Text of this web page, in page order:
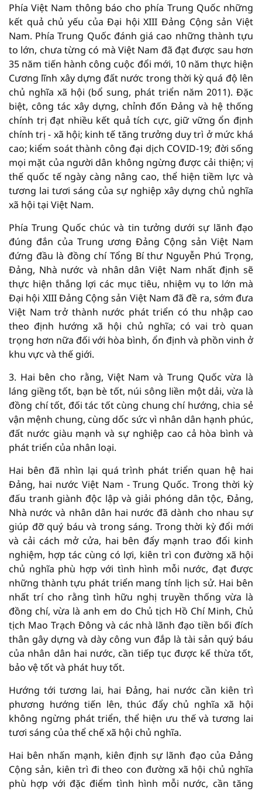
Phía Việt Nam thông báo cho phía Trung Quốc những
kết quả chủ yếu của Đại hội XIII Đảng Cộng sản Việt
Nam. Phía Trung Quốc đánh giá cao những thành tựu
to lớn, chưa từng có mà Việt Nam đã đạt được sau hơn
35 năm tiến hành công cuộc đổi mới, 10 năm thực hiện
Cương lĩnh xây dựng đất nước trong thời kỳ quá độ lên
chủ nghĩa xã hội (bổ sung, phát triển năm 2011). Đặc
biệt, công tác xây dựng, chỉnh đốn Đảng và hệ thống
chính trị đạt nhiều kết quả tích cực, giữ vững ổn định
chính trị - xã hội; kinh tế tăng trưởng duy trì ở mức khá
cao; kiểm soát thành công đại dịch COVID-19; đời sống
mọi mặt của người dân không ngừng được cải thiện; vị
thế quốc tế ngày càng nâng cao, thể hiện tiềm lực và
tương lai tươi sáng của sự nghiệp xây dựng chủ nghĩa
xã hội tại Việt Nam.
Phía Trung Quốc chúc và tin tưởng dưới sự lãnh đạo
đúng đắn của Trung ương Đảng Cộng sản Việt Nam
đứng đầu là đồng chí Tổng Bí thư Nguyễn Phú Trọng,
Đảng, Nhà nước và nhân dân Việt Nam nhất định sẽ
thực hiện thắng lợi các mục tiêu, nhiệm vụ to lớn mà
Đại hội XIII Đảng Cộng sản Việt Nam đã đề ra, sớm đưa
Việt Nam trở thành nước phát triển có thu nhập cao
theo định hướng xã hội chủ nghĩa; có vai trò quan
trọng hơn nữa đối với hòa bình, ổn định và phồn vinh ở
khu vực và thế giới.
3. Hai bên cho rằng, Việt Nam và Trung Quốc vừa là
láng giềng tốt, bạn bè tốt, núi sông liền một dải, vừa là
đồng chí tốt, đối tác tốt cùng chung chí hướng, chia sẻ
vận mệnh chung, cùng dốc sức vì nhân dân hạnh phúc,
đất nước giàu mạnh và sự nghiệp cao cả hòa bình và
phát triển của nhân loại.
Hai bên đã nhìn lại quá trình phát triển quan hệ hai
Đảng, hai nước Việt Nam - Trung Quốc. Trong thời kỳ
đấu tranh giành độc lập và giải phóng dân tộc, Đảng,
Nhà nước và nhân dân hai nước đã dành cho nhau sự
giúp đỡ quý báu và trong sáng. Trong thời kỳ đổi mới
và cải cách mở cửa, hai bên đẩy mạnh trao đổi kinh
nghiệm, hợp tác cùng có lợi, kiên trì con đường xã hội
chủ nghĩa phù hợp với tình hình mỗi nước, đạt được
những thành tựu phát triển mang tính lịch sử. Hai bên
nhất trí cho rằng tình hữu nghị truyền thống vừa là
đồng chí, vừa là anh em do Chủ tịch Hồ Chí Minh, Chủ
tịch Mao Trạch Đông và các nhà lãnh đạo tiền bối đích
thân gây dựng và dày công vun đắp là tài sản quý báu
của nhân dân hai nước, cần tiếp tục được kế thừa tốt,
bảo vệ tốt và phát huy tốt.
Hướng tới tương lai, hai Đảng, hai nước cần kiên trì
phương hướng tiến lên, thúc đẩy chủ nghĩa xã hội
không ngừng phát triển, thể hiện ưu thế và tương lai
tươi sáng của thể chế xã hội chủ nghĩa.
Hai bên nhấn mạnh, kiên định sự lãnh đạo của Đảng
Cộng sản, kiên trì đi theo con đường xã hội chủ nghĩa
phù hợp với đặc điểm tình hình mỗi nước, cần tăng